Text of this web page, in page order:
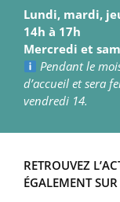
Lundi, mardi,
14h à 17h
Mercredi et
Pendant le
d’accueil et sera
vendredi 14.
RETROUVEZ
ÉGALEMENT SUR